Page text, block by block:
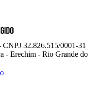
32.826.515/0001-31
- Erechim - Rio Grande do